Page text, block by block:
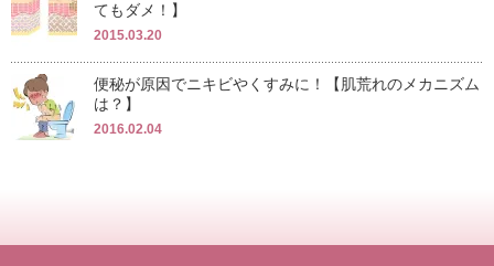
てもダメ！】
2015.03.20
便秘が原因でニキビやくすみに！【肌荒れのメカニズム
は？】
2016.02.04